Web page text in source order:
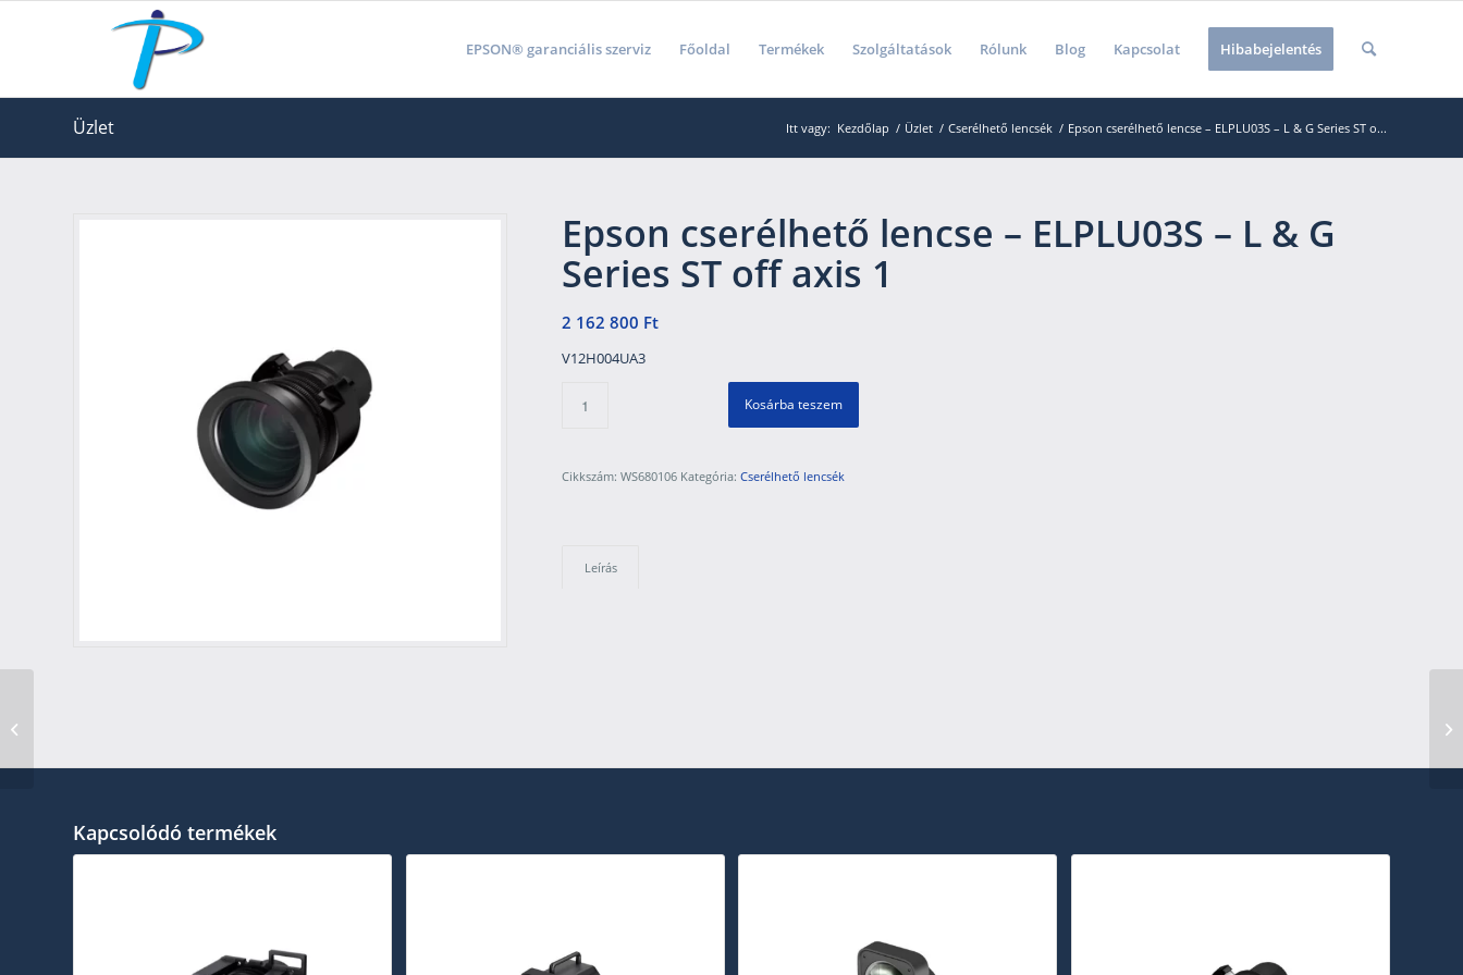
EPSON® garanciális szerviz Főoldal Termékek Szolgáltatások Rólunk Blog Kapcsolat Hibabejelentés
Üzlet Itt vagy: Kezdőlap / Üzlet / Cserélhető lencsék / Epson cserélhető lencse – ELPLU03S – L & G Series ST o...
Epson cserélhető lencse – ELPLU03S – L & G
Series ST off axis 1
2 162 800 Ft
V12H004UA3
Kosárba teszem
Cikkszám:WS680106 Kategória:Cserélhető lencsék
Leírás
Kapcsolódó termékek